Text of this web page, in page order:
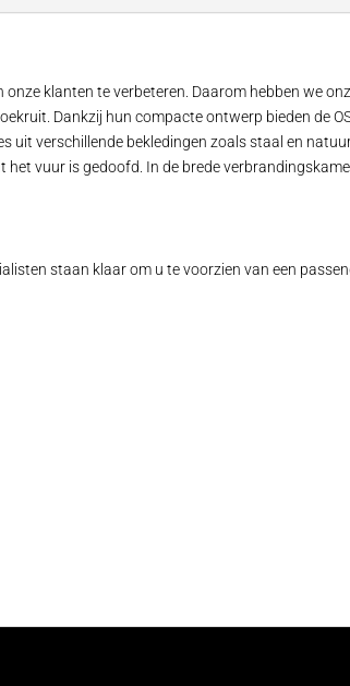
klanten te verbeteren. Daarom hebben we
Dankzij hun compacte ontwerp bieden de
uit verschillende bekledingen zoals staal en
vuur is gedoofd. In de brede
staan klaar om u te voorzien van een